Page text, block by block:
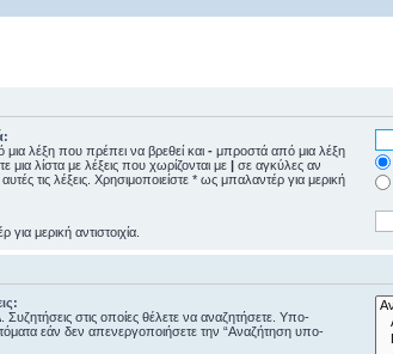
λέξη που πρέπει να βρεθεί και - μπροστά από μια λέξη
λίστα με λέξεις που χωρίζονται με | σε αγκύλες αν
τις λέξεις. Χρησιμοποιείστε * ως μπαλαντέρ για μερική
μερική αντιστοιχία.
Συζητήσεις στις οποίες θέλετε να αναζητήσετε. Υπο-
εάν δεν απενεργοποιήσετε την “Αναζήτηση υπο-